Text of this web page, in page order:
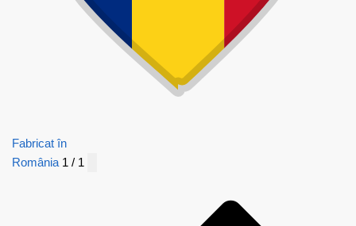
Fabricat în
România 1 / 1